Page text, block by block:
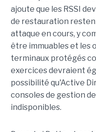
ajoute que les RSSI
de restauration
attaque en cours, y
être immuables et les
terminaux protégés
exercices devraient
possibilité qu'Active
consoles de gestion
indisponibles.